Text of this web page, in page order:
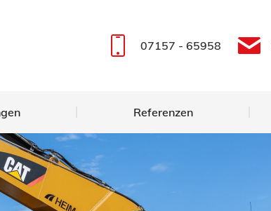
07157 - 65958
Referenzen